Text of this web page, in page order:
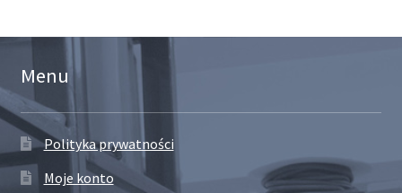
Menu
Polityka prywatności
Moje konto